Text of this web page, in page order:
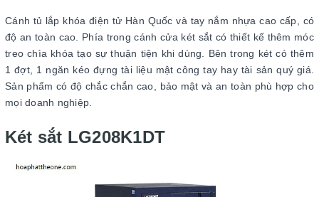
Cánh tủ lắp khóa điện tử Hàn Quốc và tay nắm nhựa cao cấp, có
độ an toàn cao. Phía trong cánh cửa két sắt có thiết kế thêm móc
treo chìa khóa tạo sự thuận tiện khi dùng. Bên trong két có thêm
1 đợt, 1 ngăn kéo đựng tài liệu mật công tay hay tài sản quý giá.
Sản phẩm có độ chắc chắn cao, bảo mật và an toàn phù hợp cho
mọi doanh nghiệp.
Két sắt LG208K1DT